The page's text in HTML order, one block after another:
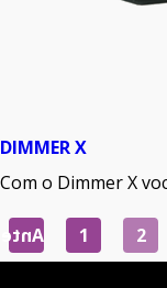
DIMMER X
Com o Dimmer X
Paginação
de
posts
1 2